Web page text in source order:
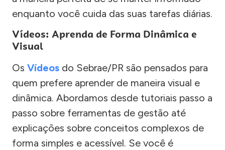
enquanto você cuida das suas tarefas diárias.
Vídeos: Aprenda de Forma Dinâmica e
Visual
Os Vídeos do Sebrae/PR são pensados para
quem prefere aprender de maneira visual e
dinâmica. Abordamos desde tutoriais passo a
passo sobre ferramentas de gestão até
explicações sobre conceitos complexos de
forma simples e acessível. Se você é